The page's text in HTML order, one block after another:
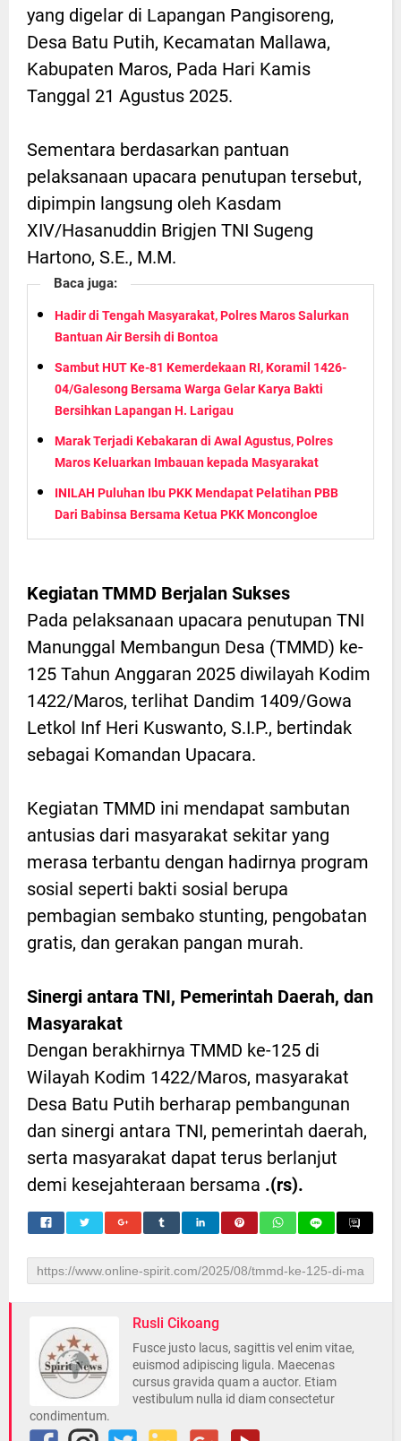
yang digelar di Lapangan Pangisoreng,
Desa Batu Putih, Kecamatan Mallawa,
Kabupaten Maros, Pada Hari Kamis
Tanggal 21 Agustus 2025.
Sementara berdasarkan pantuan
pelaksanaan upacara penutupan tersebut,
dipimpin langsung oleh Kasdam
XIV/Hasanuddin Brigjen TNI Sugeng
Hartono, S.E., M.M.
Baca juga:
Hadir di Tengah Masyarakat, Polres Maros Salurkan
Bantuan Air Bersih di Bontoa
Sambut HUT Ke-81 Kemerdekaan RI, Koramil 1426-
04/Galesong Bersama Warga Gelar Karya Bakti
Bersihkan Lapangan H. Larigau
Marak Terjadi Kebakaran di Awal Agustus, Polres
Maros Keluarkan Imbauan kepada Masyarakat
INILAH Puluhan Ibu PKK Mendapat Pelatihan PBB
Dari Babinsa Bersama Ketua PKK Moncongloe
Kegiatan TMMD Berjalan Sukses
Pada pelaksanaan upacara penutupan TNI
Manunggal Membangun Desa (TMMD) ke-
125 Tahun Anggaran 2025 diwilayah Kodim
1422/Maros, terlihat Dandim 1409/Gowa
Letkol Inf Heri Kuswanto, S.I.P., bertindak
sebagai Komandan Upacara.
Kegiatan TMMD ini mendapat sambutan
antusias dari masyarakat sekitar yang
merasa terbantu dengan hadirnya program
sosial seperti bakti sosial berupa
pembagian sembako stunting, pengobatan
gratis, dan gerakan pangan murah.
Sinergi antara TNI, Pemerintah Daerah, dan
Masyarakat
Dengan berakhirnya TMMD ke-125 di
Wilayah Kodim 1422/Maros, masyarakat
Desa Batu Putih berharap pembangunan
dan sinergi antara TNI, pemerintah daerah,
serta masyarakat dapat terus berlanjut
demi kesejahteraan bersama .(rs).
Rusli Cikoang
Fusce justo lacus, sagittis vel enim vitae,
euismod adipiscing ligula. Maecenas
cursus gravida quam a auctor. Etiam
vestibulum nulla id diam consectetur
condimentum.